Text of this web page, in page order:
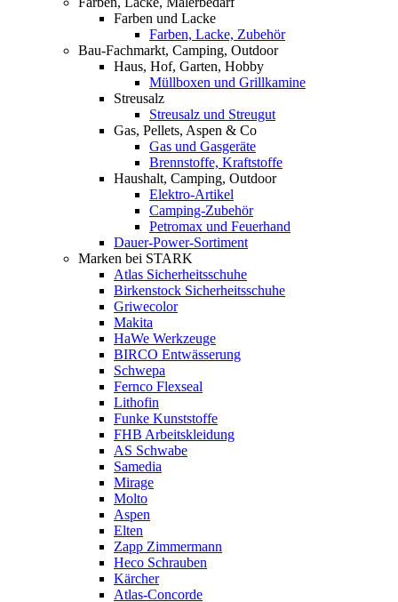
Farben und Lacke
Farben, Lacke, Zubehör
Bau-Fachmarkt, Camping, Outdoor
Haus, Hof, Garten, Hobby
Müllboxen und Grillkamine
Streusalz
Streusalz und Streugut
Gas, Pellets, Aspen & Co
Gas und Gasgeräte
Brennstoffe, Kraftstoffe
Haushalt, Camping, Outdoor
Elektro-Artikel
Camping-Zubehör
Petromax und Feuerhand
Dauer-Power-Sortiment
Marken bei STARK
Atlas Sicherheitsschuhe
Birkenstock Sicherheitsschuhe
Griwecolor
Makita
HaWe Werkzeuge
BIRCO Entwässerung
Schwepa
Fernco Flexseal
Lithofin
Funke Kunststoffe
FHB Arbeitskleidung
AS Schwabe
Samedia
Mirage
Molto
Aspen
Elten
Zapp Zimmermann
Heco Schrauben
Kärcher
Atlas-Concorde